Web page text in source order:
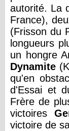
autorité. La
France),
(Frisson du
longueurs
un hongre
Dynamite
qu'en
d'Essai et
Frère de
victoires
victoire de